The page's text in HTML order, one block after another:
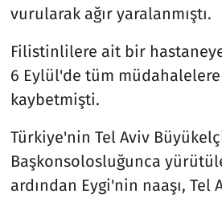
vurularak ağır yaralanmıştı.
Filistinlilere ait bir
6 Eylül'de tüm müdahalelere
kaybetmişti.
Türkiye'nin Tel Aviv
Başkonsolosluğunca
ardından Eygi'nin naaşı, Tel